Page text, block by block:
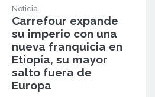
Noticia
Carrefour expande
su imperio con una
nueva franquicia en
Etiopía, su mayor
salto fuera de
Europa